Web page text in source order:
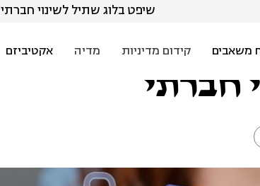
שיפט בלוג שתיל לשינוי חברתי
משאבים קידום מדיניות מדיה אקטיביזם
חברתי